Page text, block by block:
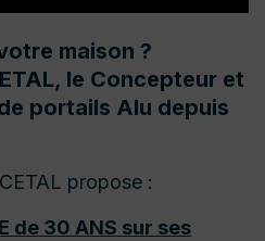
maison ?
le Concepteur et
portails Alu depuis
propose :
de 30 ANS sur ses